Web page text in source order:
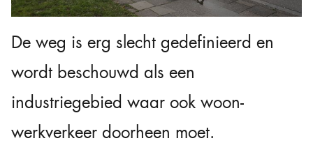
De weg is erg slecht gedefinieerd en
wordt beschouwd als een
industriegebied waar ook woon-
werkverkeer doorheen moet.